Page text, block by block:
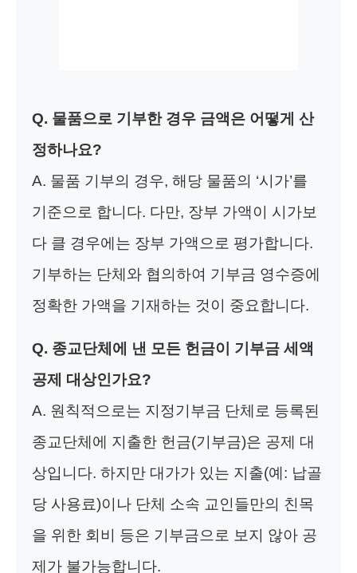
Q. 물품으로 기부한 경우 금액은 어떻게 산
정하나요?
A. 물품 기부의 경우, 해당 물품의 ‘시가’를
기준으로 합니다. 다만, 장부 가액이 시가보
다 클 경우에는 장부 가액으로 평가합니다.
기부하는 단체와 협의하여 기부금 영수증에
정확한 가액을 기재하는 것이 중요합니다.
Q. 종교단체에 낸 모든 헌금이 기부금 세액
공제 대상인가요?
A. 원칙적으로는 지정기부금 단체로 등록된
종교단체에 지출한 헌금(기부금)은 공제 대
상입니다. 하지만 대가가 있는 지출(예: 납골
당 사용료)이나 단체 소속 교인들만의 친목
을 위한 회비 등은 기부금으로 보지 않아 공
제가 불가능합니다.